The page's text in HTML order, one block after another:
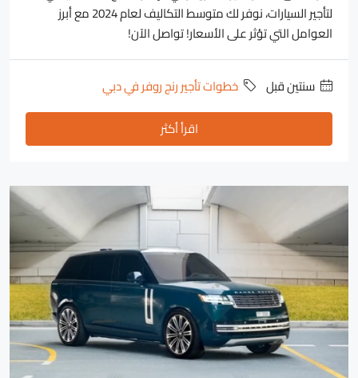
لتأجير السيارات، نوفر لك متوسط التكاليف لعام 2024 مع أبرز
العوامل التي تؤثر على الأسعار! تواصل الآن!
‏سنتين قبل
خطوات تأجير رنج روفر في دبي
اقرأ أكثر